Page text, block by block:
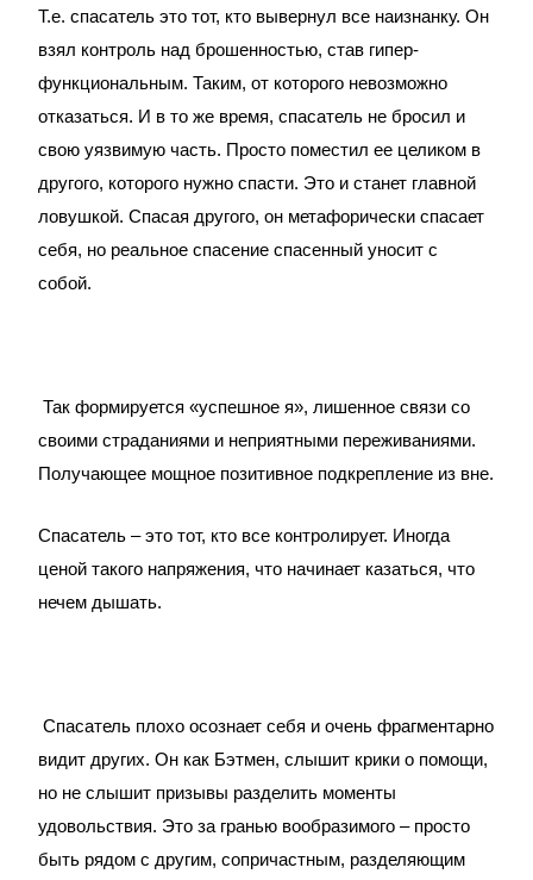
Т.е. спасатель это тот, кто вывернул все наизнанку. Он
взял контроль над брошенностью, став гипер-
функциональным. Таким, от которого невозможно
отказаться. И в то же время, спасатель не бросил и
свою уязвимую часть. Просто поместил ее целиком в
другого, которого нужно спасти. Это и станет главной
ловушкой. Спасая другого, он метафорически спасает
себя, но реальное спасение спасенный уносит с
собой.
Так формируется «успешное я», лишенное связи со
своими страданиями и неприятными переживаниями.
Получающее мощное позитивное подкрепление из вне.
Спасатель – это тот, кто все контролирует. Иногда
ценой такого напряжения, что начинает казаться, что
нечем дышать.
Спасатель плохо осознает себя и очень фрагментарно
видит других. Он как Бэтмен, слышит крики о помощи,
но не слышит призывы разделить моменты
удовольствия. Это за гранью вообразимого – просто
быть рядом с другим, сопричастным, разделяющим